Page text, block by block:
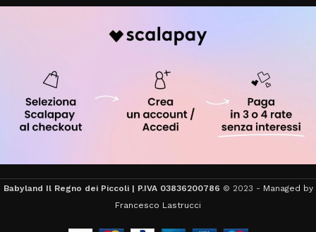
Babyland Il Regno dei Piccoli | P.IVA 03836200786 © 2023 - Managed by
Francesco Lastrucci